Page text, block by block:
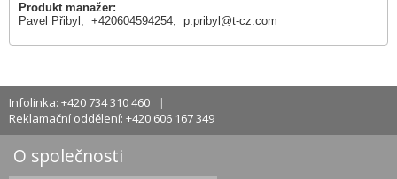
Produkt manažer:
Pavel Přibyl, +420604594254, p.pribyl@t-cz.com
Infolinka: +420 734 310 460
Reklamační oddělení: +420 606 167 349
O společnosti